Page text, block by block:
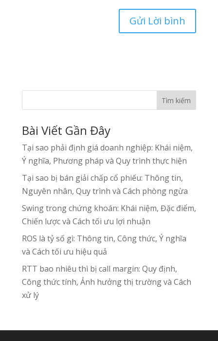
Tìm kiếm
Bài Viết Gần Đây
Tại sao phải định giá doanh nghiệp: Khái niệm,
Ý nghĩa, Phương pháp và Quy trình thực hiện
Tại sao bị bán giải chấp cổ phiếu: Thông tin,
Nguyên nhân, Quy trình và Cách phòng ngừa
Swing trong chứng khoán: Khái niệm, Đặc điểm,
Chiến lược và Cách tối ưu lợi nhuận
ROS là tỷ số gì: Thông tin, Công thức, Ý nghĩa
và Cách tối ưu hiệu quả
RTT bao nhiêu thì bị call margin: Quy định,
Công thức tính, Ảnh hưởng thị trường và Cách
xử lý